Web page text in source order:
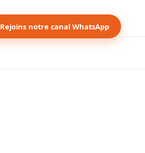
Rejoins notre canal WhatsApp